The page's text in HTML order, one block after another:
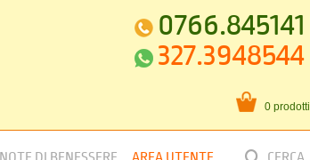
0766.845141
327.3948544
0 prodotti